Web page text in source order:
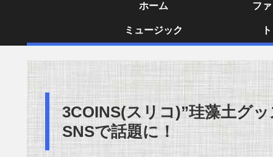
ホーム フ
ミュージック
3COINS(スリコ)”珪藻土グ
SNSで話題に！